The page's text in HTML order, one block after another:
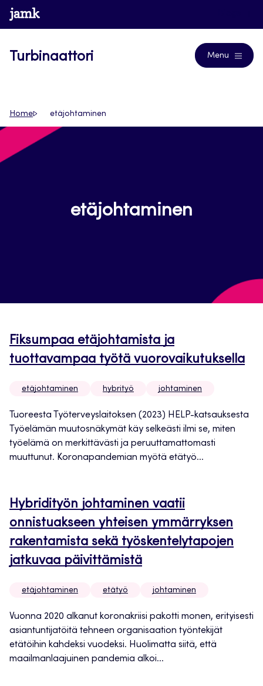
Siirry
suoraan
www.jamk.fi
Turbinaattori Menu
Home etäjohtaminen
etäjohtaminen
Fiksumpaa etäjohtamista ja
tuottavampaa työtä vuorovaikutuksella
etäjohtaminen hybrityö johtaminen
Tuoreesta Työterveyslaitoksen (2023) HELP-katsauksesta
Työelämän muutosnäkymät käy selkeästi ilmi se, miten
työelämä on merkittävästi ja peruuttamattomasti
muuttunut. Koronapandemian myötä etätyö...
Hybridityön johtaminen vaatii
onnistuakseen yhteisen ymmärryksen
rakentamista sekä työskentelytapojen
jatkuvaa päivittämistä
etäjohtaminen etätyö johtaminen
Vuonna 2020 alkanut koronakriisi pakotti monen, erityisesti
asiantuntijatöitä tehneen organisaation työntekijät
etätöihin kahdeksi vuodeksi. Huolimatta siitä, että
maailmanlaajuinen pandemia alkoi...